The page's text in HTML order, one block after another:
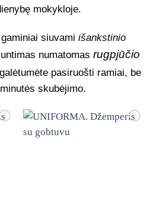
mokykloje.
siuvami išankstinio
numatomas rugpjūčio
pasiruošti ramiai, be
skubėjimo.